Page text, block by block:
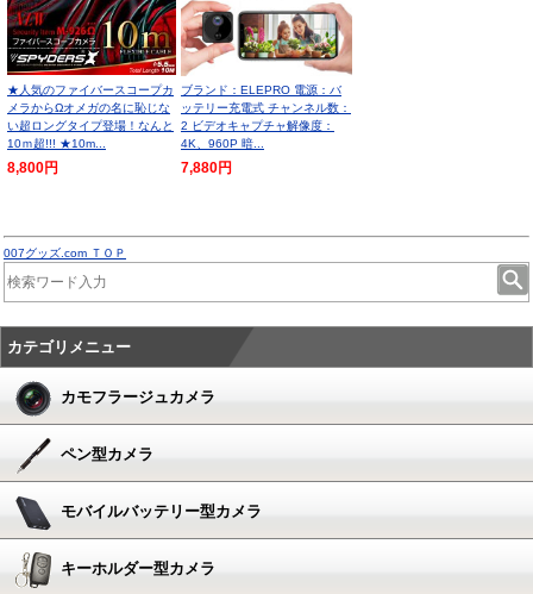
★人気のファイバースコープカ
メラからΩオメガの名に恥じな
い超ロングタイプ登場！なんと
10ｍ超!!! ★10m...
ブランド：ELEPRO 電源：バ
ッテリー充電式 チャンネル数：
2 ビデオキャプチャ解像度：
4K、960P 暗...
8,800円 7,880円
007グッズ.com ＴＯＰ
カテゴリメニュー
カモフラージュカメラ
ペン型カメラ
モバイルバッテリー型カメラ
キーホルダー型カメラ